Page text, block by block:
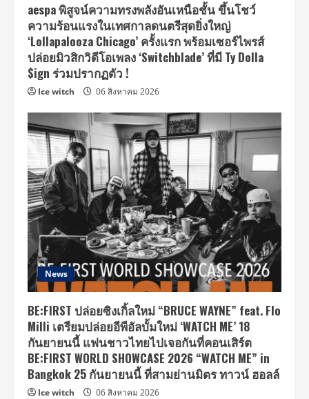
aespa พิสูจน์ความทรงพลังอันเหนือชั้น ขึ้นโชว์
ความร้อนแรงในเทศกาลดนตรีสุดยิ่งใหญ่
‘Lollapalooza Chicago’ ครั้งแรก พร้อมเซอร์ไพรส์
ปล่อยมิวสิกวิดีโอเพลง ‘Switchblade’ ที่มี Ty Dolla
$ign ร่วมปรากฏตัว !
Ice witch 06 สิงหาคม 2026
News
BE:FIRST ปล่อยซิงเกิ้ลใหม่ “BRUCE WAYNE” feat. Flo
Milli เตรียมปล่อยอีพีอัลบั้มใหม่ ‘WATCH ME’ 18
กันยายนนี้ แฟนชาวไทยไปเจอกันที่คอนเสิร์ต
BE:FIRST WORLD SHOWCASE 2026 “WATCH ME” in
Bangkok 25 กันยายนนี้ ที่สามย่านมิตร ทาวน์ ฮอลล์
Ice witch 06 สิงหาคม 2026